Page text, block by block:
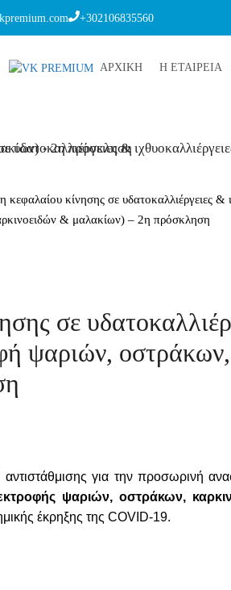
+302106835560
ΑΡΧΙΚΗ Η ΕΤΑΙΡΕΙΑ
κεφαλαίου κίνησης σε υδατοκαλλιέργειες
& μαλακίων) – 2η πρόσκληση
σε
ψαριών,
για την προσωρινή
εκτροφής ψαριών, οστράκων,
έκρηξης της COVID‐19.